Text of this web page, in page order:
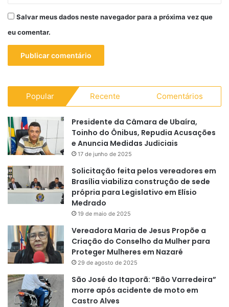
Salvar meus dados neste navegador para a próxima vez que
eu comentar.
Popular Recente Comentários
Presidente da Câmara de Ubaíra,
Toinho do Ônibus, Repudia Acusações
e Anuncia Medidas Judiciais
17 de junho de 2025
Solicitação feita pelos vereadores em
Brasília viabiliza construção de sede
própria para Legislativo em Elísio
Medrado
19 de maio de 2025
Vereadora Maria de Jesus Propõe a
Criação do Conselho da Mulher para
Proteger Mulheres em Nazaré
29 de agosto de 2025
São José do Itaporã: “Bão Varredeira”
morre após acidente de moto em
Castro Alves